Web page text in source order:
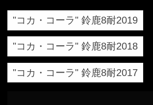
"コカ・コーラ" 鈴鹿8耐2019
"コカ・コーラ" 鈴鹿8耐2018
"コカ・コーラ" 鈴鹿8耐2017